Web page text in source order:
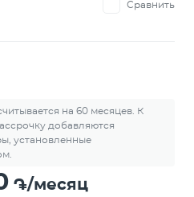
Сравнить
на 60 месяцев. К
добавляются
установленные
֏/месяц